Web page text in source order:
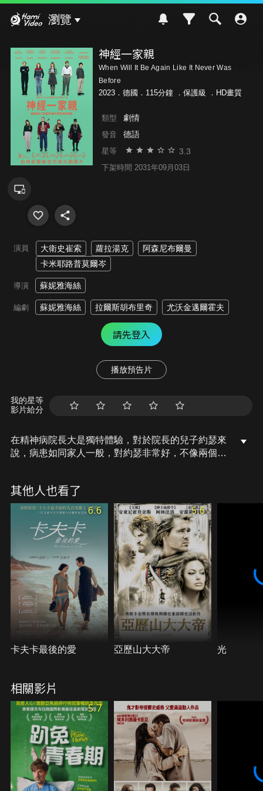
瀏覽
神經一家親
When Will It Be Again Like It Never Was
Before
2023．德國．115分鐘 ． 保護級 ．HD畫質
類型 劇情
發音 德語
星等 3.3
下架時間 2031年09月03日
演員 大衛史崔索 蘿拉湯克
阿森尼布爾曼
卡米耶路普莫爾岑
導演 蘇妮雅海絲
編劇 蘇妮雅海絲 拉爾斯胡布里奇 尤沃金邁爾霍夫
請先登入
播放預告片
我的星等
影片給分
在精神病院長大是獨特體驗，對於院長的兒子約瑟來
說，病患如同家人一般，對約瑟非常好，不像兩個哥
意貿然行事，隨著約瑟漸漸長大，除了經歷第一次失
戀，他的世界有越來越多裂痕。
其他人也看了
6.6
卡夫卡最後的愛
5.6
亞歷山大大帝 光
相關影片
5.7